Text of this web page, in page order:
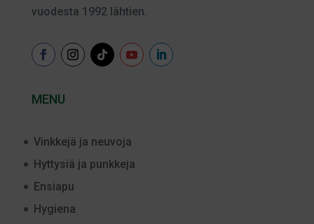
vuodesta 1992 lähtien.
MENU
Vinkkejä ja neuvoja
Hyttysiä ja punkkeja
Ensiapu
Hygiena